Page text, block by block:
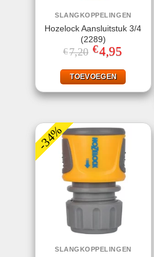
SLANGKOPPELINGEN
Hozelock Aansluitstuk 3/4
(2289)
€7,20 Oorspronkelijke
prijs
€7,20.
€4,95prijs
€4,95.
TOEVOEGEN
-34%
SLANGKOPPELINGEN